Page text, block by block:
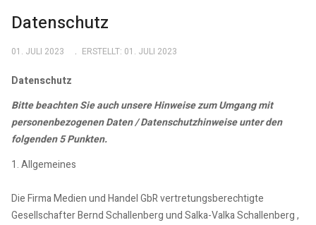
Datenschutz
01. JULI 2023 ERSTELLT: 01. JULI 2023
Datenschutz
Bitte beachten Sie auch unsere Hinweise zum Umgang mit
personenbezogenen Daten / Datenschutzhinweise unter den
folgenden 5 Punkten.
1. Allgemeines
Die Firma Medien und Handel GbR vertretungsberechtigte
Gesellschafter Bernd Schallenberg und Salka-Valka Schallenberg ,